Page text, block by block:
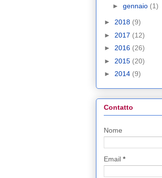
► gennaio (1)
► 2018 (9)
► 2017 (12)
► 2016 (26)
► 2015 (20)
► 2014 (9)
Contatto
Nome
Email *